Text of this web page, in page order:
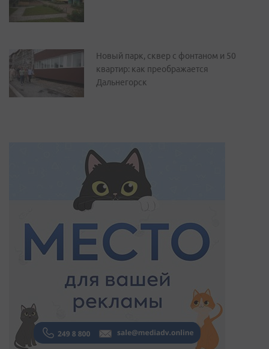
Новый парк, сквер с фонтаном и 50
квартир: как преображается
Дальнегорск